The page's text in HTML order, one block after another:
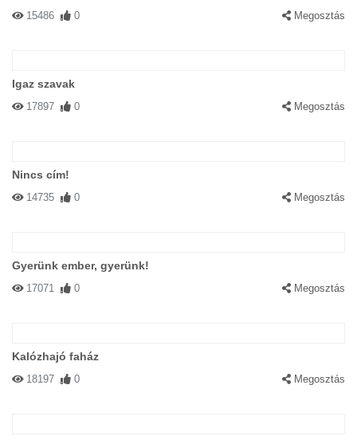
15486 0 Megosztás
Igaz szavak
17897 0 Megosztás
Nincs cím!
14735 0 Megosztás
Gyerünk ember, gyerünk!
17071 0 Megosztás
Kalózhajó faház
18197 0 Megosztás